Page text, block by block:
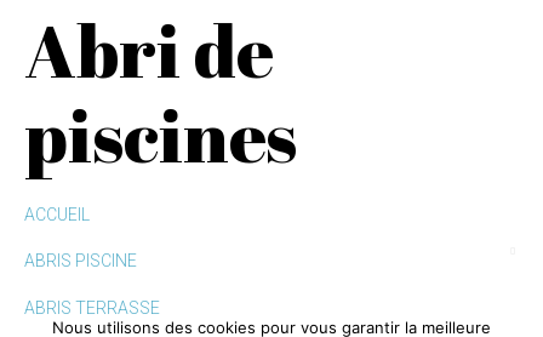
Abri de
piscines
ACCUEIL
ABRIS PISCINE
ABRIS TERRASSE
Nous utilisons des cookies pour vous garantir la meilleure